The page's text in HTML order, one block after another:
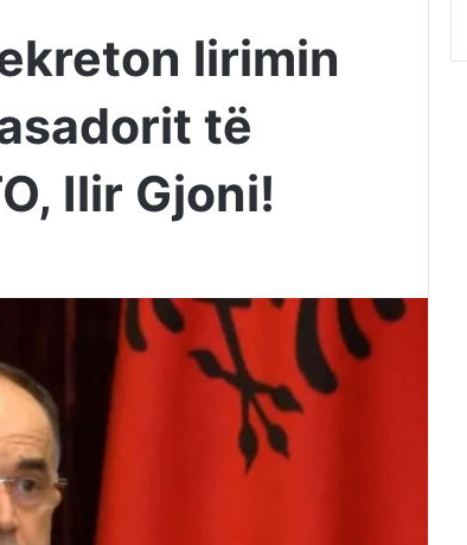
lirimin
të
Ilir Gjoni!